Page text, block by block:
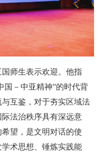
师生表示欢迎。他指
国－中亚精神”的时代背
互鉴，对于夯实区域法
法治秩序具有深远意
望，是文明对话的使
术思想、锤炼实践能